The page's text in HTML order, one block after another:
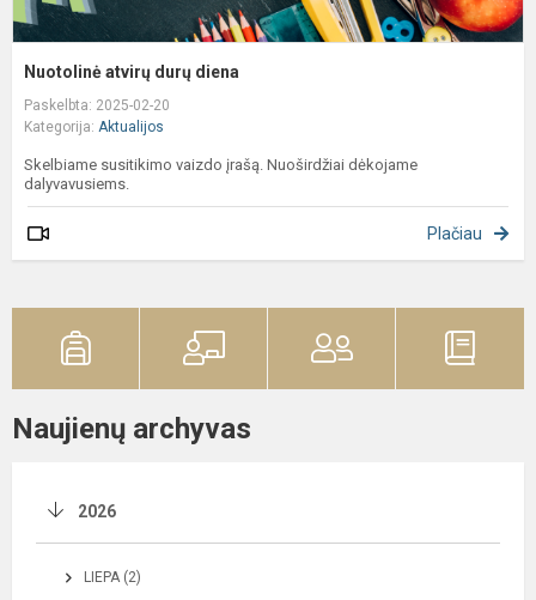
Nuotolinė atvirų durų diena
Paskelbta: 2025-02-20
Kategorija: Aktualijos
Skelbiame susitikimo vaizdo įrašą. Nuoširdžiai dėkojame
dalyvavusiems.
Plačiau
Naujienų archyvas
2026
LIEPA (2)